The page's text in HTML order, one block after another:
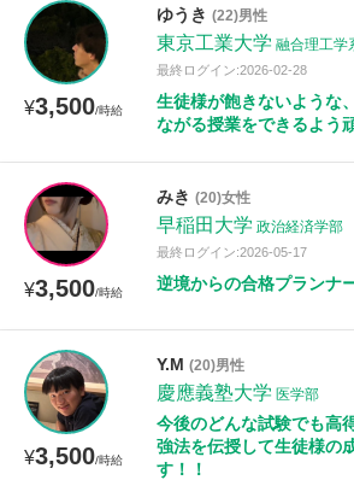
¥3,500/時給
ゆうき (22)男性
東京工業大学 融合理工学
最終ログイン:2026-02-28
生徒様が飽きないような
ながる授業をできるよう
¥3,500/時給
みき (20)女性
早稲田大学 政治経済学部
最終ログイン:2026-05-17
逆境からの合格プランナ
¥3,500/時給
Y.M (20)男性
慶應義塾大学 医学部
今後のどんな試験でも高
強法を伝授して生徒様の
す！！